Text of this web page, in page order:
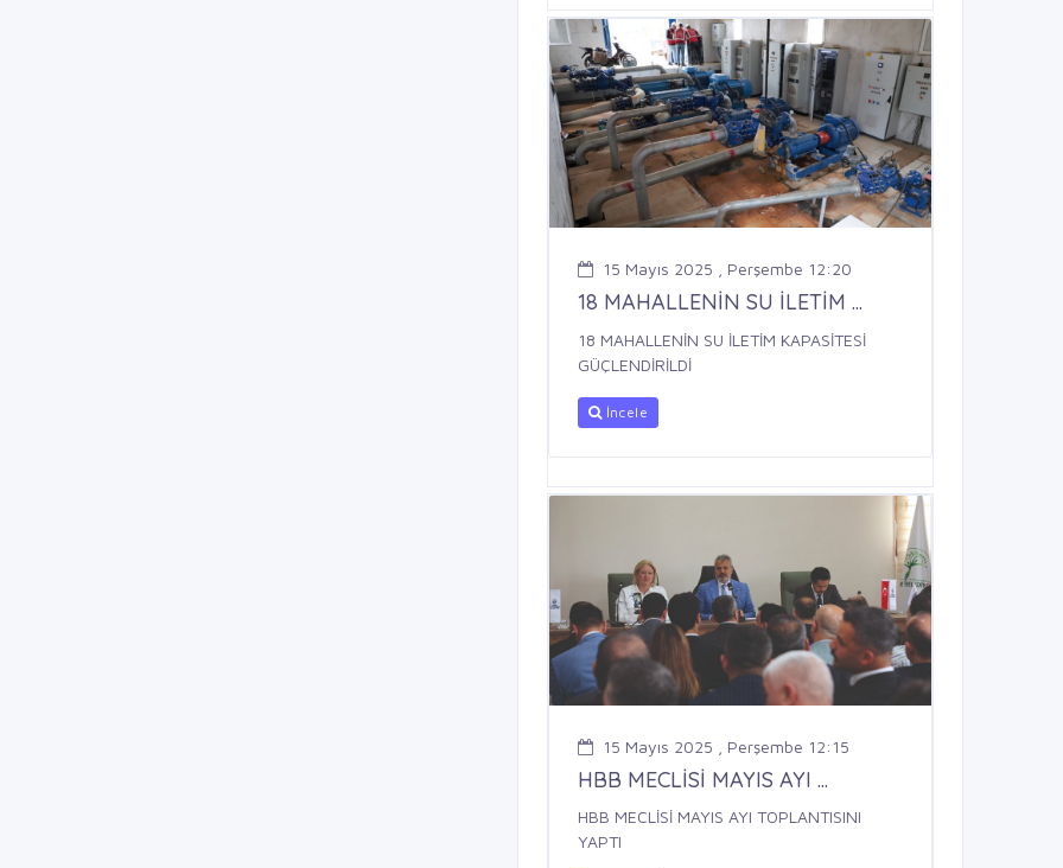
15 Mayıs 2025 , Perşembe 12:20
18 MAHALLENİN SU İLETİM ...
18 MAHALLENİN SU İLETİM KAPASİTESİ
GÜÇLENDİRİLDİ
İncele
15 Mayıs 2025 , Perşembe 12:15
HBB MECLİSİ MAYIS AYI ...
HBB MECLİSİ MAYIS AYI TOPLANTISINI
YAPTI